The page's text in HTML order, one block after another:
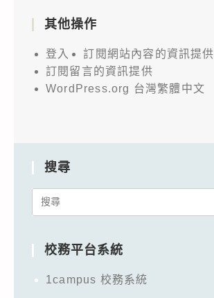
其他操作
登入
訂閱網站內容的資訊提供
訂閱留言的資訊提供
WordPress.org 台灣繁體中文
搜尋
Search
校務平台系統
1campus 校務系統